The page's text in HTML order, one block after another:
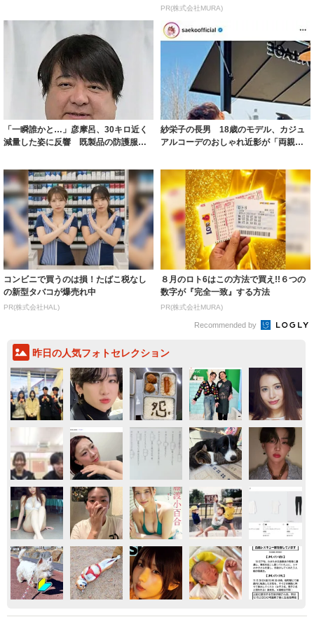
PR(株式会社MURA)
「一瞬誰かと…」彦摩呂、30キロ近く
減量した姿に反響 既製品の防護服が
紗栄子の長男 18歳のモデル、カジュ
アルコーデのおしゃれ近影が「両親の
コンビニで買うのは損！たばこ税なし
の新型タバコが爆売れ中
PR(株式会社HAL)
８月のロト6はこの方法で買え!!６つの
数字が『完全一致』する方法
PR(株式会社MURA)
Recommended by
昨日の人気フォトセレクション